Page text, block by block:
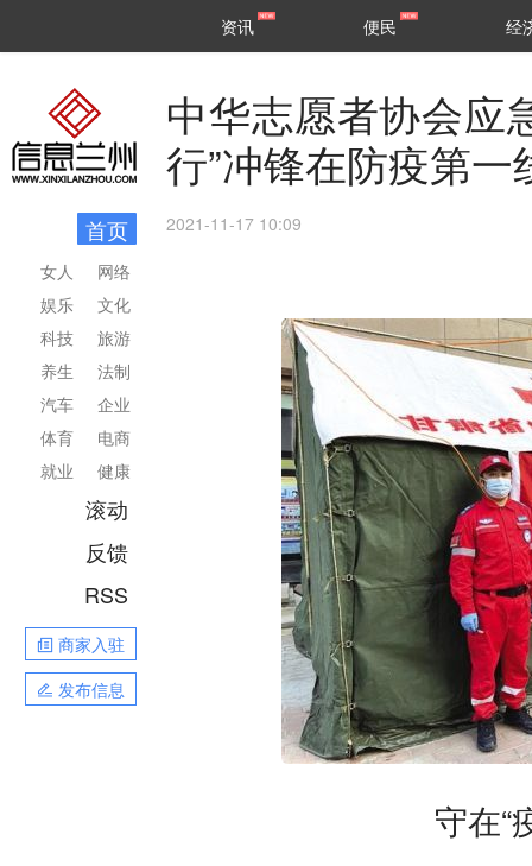
区县
资讯 便民 经
首页
网络
文化
旅游
法制
企业
电商
健康
女人
娱乐
科技
养生
汽车
体育
就业
滚动
反馈
RSS
商家入驻
发布信息
中华志愿者协会应
行”冲锋在防疫第一
2021-11-17 10:09
守在“